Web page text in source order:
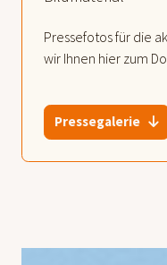
Pressefotos für die
wir Ihnen hier zum
Pressegalerie